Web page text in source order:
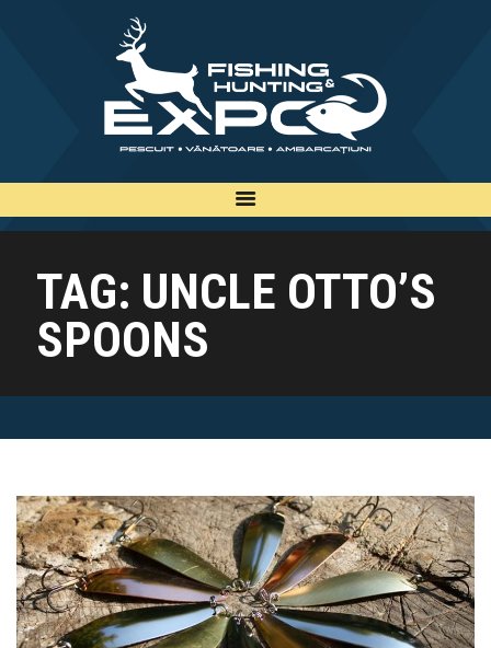
TAG: UNCLE OTTO’S
SPOONS
INFO
PLAN
EXPOZANTI
EDITII
EN